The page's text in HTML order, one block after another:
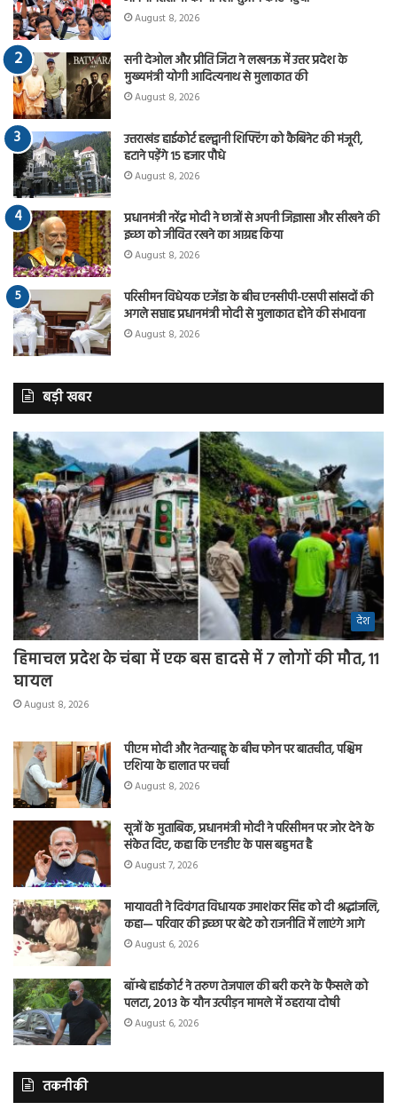
August 8, 2026
सनी देओल और प्रीति जिंटा ने लखनऊ में उत्तर प्रदेश के
मुख्यमंत्री योगी आदित्यनाथ से मुलाकात की
August 8, 2026
उत्तराखंड हाईकोर्ट हल्द्वानी शिफ्टिंग को कैबिनेट की मंजूरी,
हटाने पड़ेंगे 15 हजार पौधे
August 8, 2026
प्रधानमंत्री नरेंद्र मोदी ने छात्रों से अपनी जिज्ञासा और सीखने की
इच्छा को जीवित रखने का आग्रह किया
August 8, 2026
परिसीमन विधेयक एजेंडा के बीच एनसीपी-एसपी सांसदों की
अगले सप्ताह प्रधानमंत्री मोदी से मुलाकात होने की संभावना
August 8, 2026
बड़ी खबर
देश
हिमाचल प्रदेश के चंबा में एक बस हादसे में 7 लोगों की मौत, 11
घायल
August 8, 2026
पीएम मोदी और नेतन्याहू के बीच फोन पर बातचीत, पश्चिम
एशिया के हालात पर चर्चा
August 8, 2026
सूत्रों के मुताबिक, प्रधानमंत्री मोदी ने परिसीमन पर जोर देने के
संकेत दिए, कहा कि एनडीए के पास बहुमत है
August 7, 2026
मायावती ने दिवंगत विधायक उमाशंकर सिंह को दी श्रद्धांजलि,
कहा— परिवार की इच्छा पर बेटे को राजनीति में लाएंगे आगे
August 6, 2026
बॉम्बे हाईकोर्ट ने तरुण तेजपाल की बरी करने के फैसले को
पलटा, 2013 के यौन उत्पीड़न मामले में ठहराया दोषी
August 6, 2026
तकनीकी